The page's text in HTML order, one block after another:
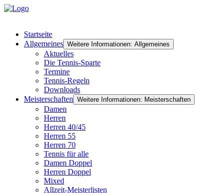
Startseite
Allgemeines Weitere Informationen: Allgemeines
Aktuelles
Die Tennis-Sparte
Termine
Tennis-Regeln
Downloads
Meisterschaften Weitere Informationen: Meisterschaften
Damen
Herren
Herren 40/45
Herren 55
Herren 70
Tennis für alle
Damen Doppel
Herren Doppel
Mixed
Allzeit-Meisterlisten